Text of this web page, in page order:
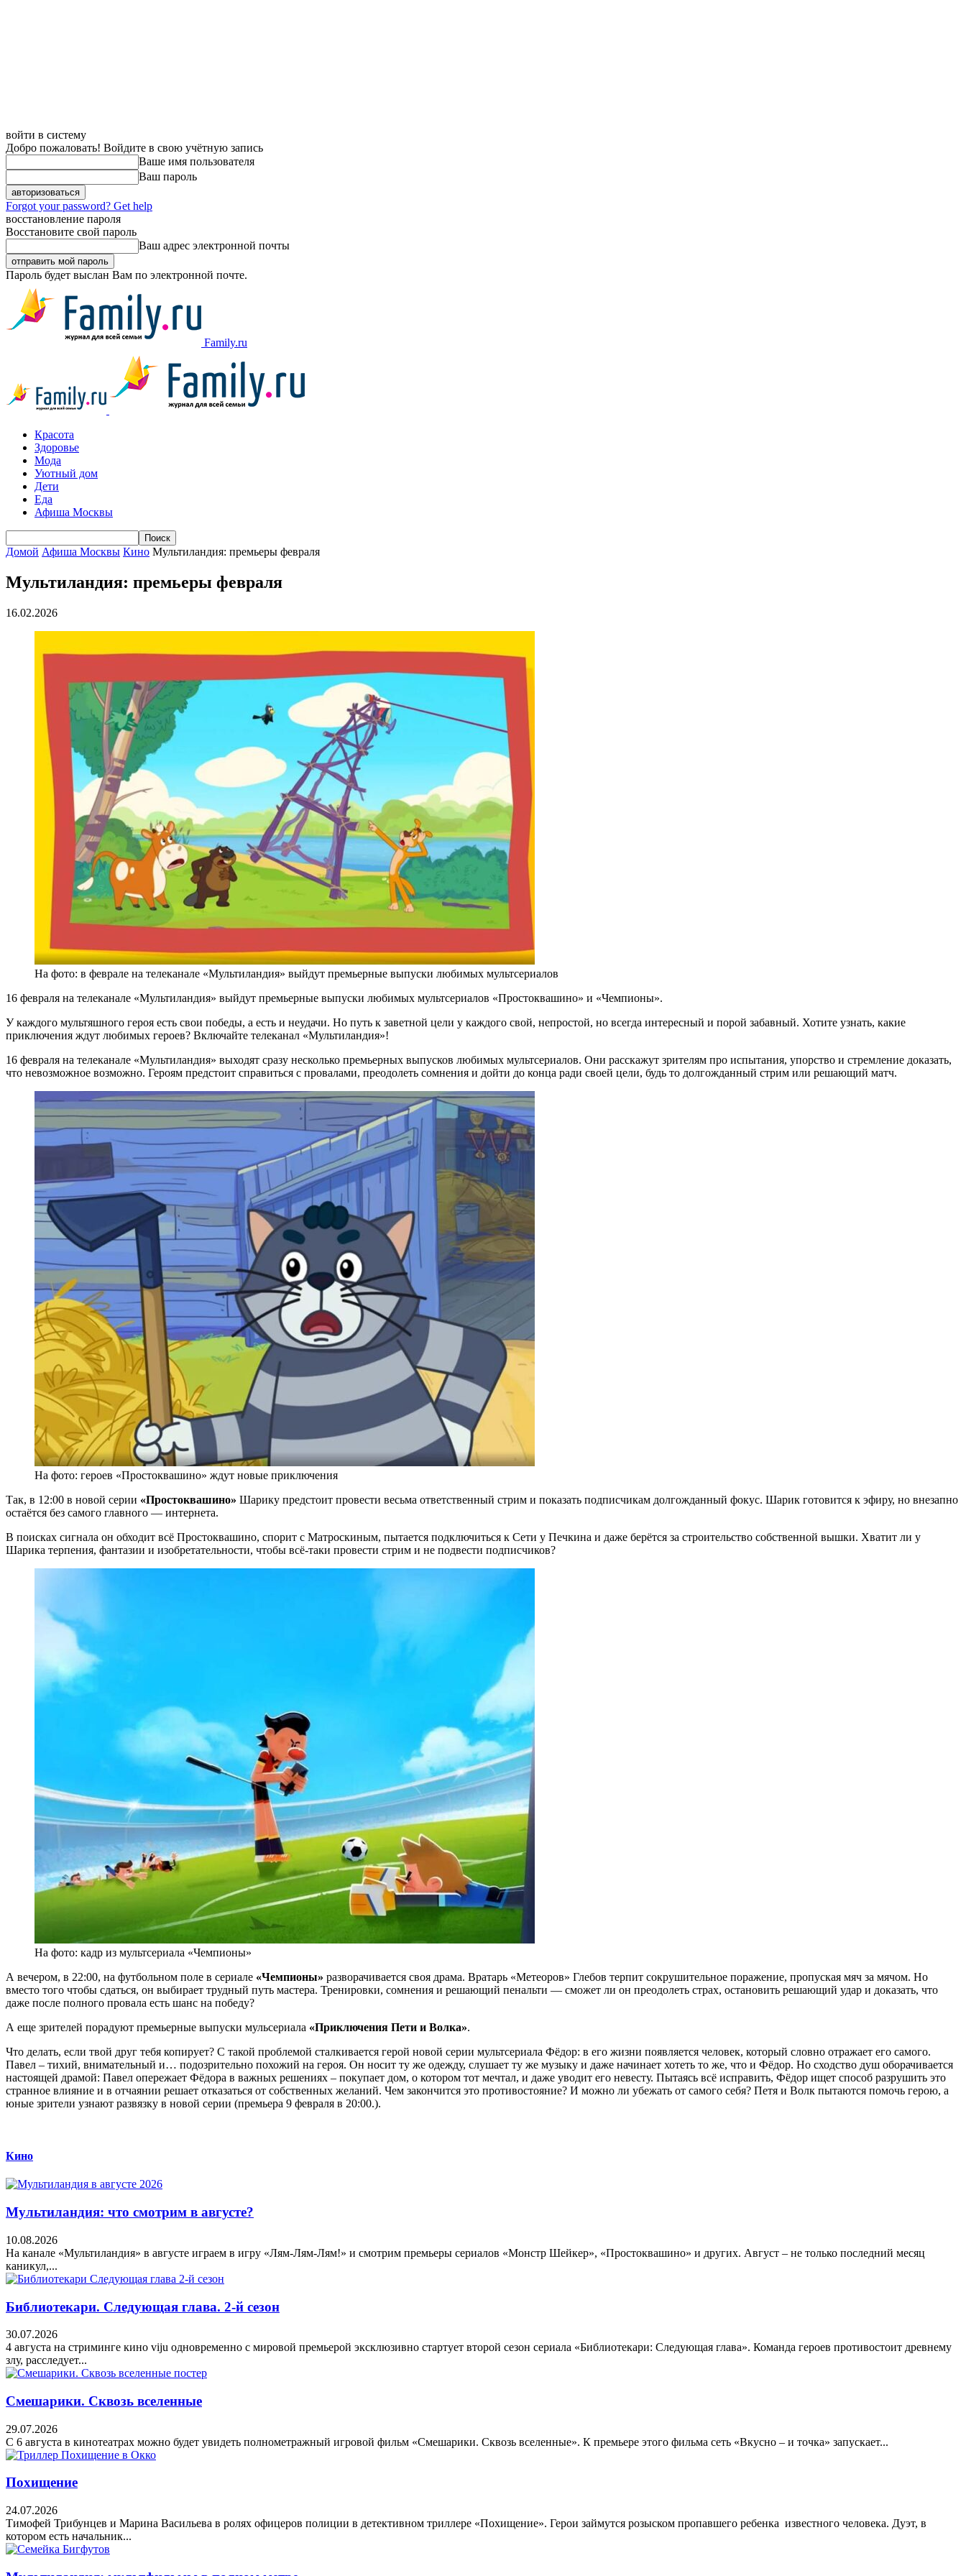
войти в систему
Добро пожаловать! Войдите в свою учётную запись
Ваше имя пользователя
Ваш пароль
Forgot your password? Get help
восстановление пароля
Восстановите свой пароль
Ваш адрес электронной почты
Пароль будет выслан Вам по электронной почте.
Family.ru
Красота
Здоровье
Мода
Уютный дом
Дети
Еда
Афиша Москвы
Домой Афиша Москвы Кино Мультиландия: премьеры февраля
Мультиландия: премьеры февраля
16.02.2026
На фото: в феврале на телеканале «Мультиландия» выйдут премьерные выпуски любимых мультсериалов
16 февраля на телеканале «Мультиландия» выйдут премьерные выпуски любимых мультсериалов «Простоквашино» и «Чемпионы».
У каждого мультяшного героя есть свои победы, а есть и неудачи. Но путь к заветной цели у каждого свой, непростой, но всегда интересный и порой забавный. Хотите узнать, какие
приключения ждут любимых героев? Включайте телеканал «Мультиландия»!
16 февраля на телеканале «Мультиландия» выходят сразу несколько премьерных выпусков любимых мультсериалов. Они расскажут зрителям про испытания, упорство и стремление доказать,
что невозможное возможно. Героям предстоит справиться с провалами, преодолеть сомнения и дойти до конца ради своей цели, будь то долгожданный стрим или решающий матч.
На фото: героев «Простоквашино» ждут новые приключения
Так, в 12:00 в новой серии «Простоквашино» Шарику предстоит провести весьма ответственный стрим и показать подписчикам долгожданный фокус. Шарик готовится к эфиру, но внезапно
остаётся без самого главного — интернета.
В поисках сигнала он обходит всё Простоквашино, спорит с Матроскиным, пытается подключиться к Сети у Печкина и даже берётся за строительство собственной вышки. Хватит ли у
Шарика терпения, фантазии и изобретательности, чтобы всё-таки провести стрим и не подвести подписчиков?
На фото: кадр из мультсериала «Чемпионы»
А вечером, в 22:00, на футбольном поле в сериале «Чемпионы» разворачивается своя драма. Вратарь «Метеоров» Глебов терпит сокрушительное поражение, пропуская мяч за мячом. Но
вместо того чтобы сдаться, он выбирает трудный путь мастера. Тренировки, сомнения и решающий пенальти — сможет ли он преодолеть страх, остановить решающий удар и доказать, что
даже после полного провала есть шанс на победу?
А еще зрителей порадуют премьерные выпуски мульсериала «Приключения Пети и Волка».
Что делать, если твой друг тебя копирует? С такой проблемой сталкивается герой новой серии мультсериала Фёдор: в его жизни появляется человек, который словно отражает его самого.
Павел – тихий, внимательный и… подозрительно похожий на героя. Он носит ту же одежду, слушает ту же музыку и даже начинает хотеть то же, что и Фёдор. Но сходство душ оборачивается
настоящей драмой: Павел опережает Фёдора в важных решениях – покупает дом, о котором тот мечтал, и даже уводит его невесту. Пытаясь всё исправить, Фёдор ищет способ разрушить это
странное влияние и в отчаянии решает отказаться от собственных желаний. Чем закончится это противостояние? И можно ли убежать от самого себя? Петя и Волк пытаются помочь герою, а
юные зрители узнают развязку в новой серии (премьера 9 февраля в 20:00.).
Кино
Мультиландия: что смотрим в августе?
10.08.2026
На канале «Мультиландия» в августе играем в игру «Лям-Лям-Лям!» и смотрим премьеры сериалов «Монстр Шейкер», «Простоквашино» и других. Август – не только последний месяц
каникул,...
Библиотекари. Следующая глава. 2-й сезон
30.07.2026
4 августа на стриминге кино viju одновременно с мировой премьерой эксклюзивно стартует второй сезон сериала «Библиотекари: Следующая глава». Команда героев противостоит древнему
злу, расследует...
Смешарики. Сквозь вселенные
29.07.2026
С 6 августа в кинотеатрах можно будет увидеть полнометражный игровой фильм «Смешарики. Сквозь вселенные». К премьере этого фильма сеть «Вкусно – и точка» запускает...
Похищение
24.07.2026
Тимофей Трибунцев и Марина Васильева в ролях офицеров полиции в детективном триллере «Похищение». Герои займутся розыском пропавшего ребенка известного человека. Дуэт, в
котором есть начальник...